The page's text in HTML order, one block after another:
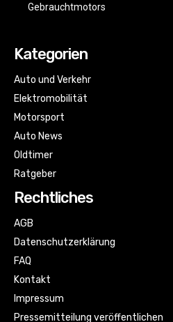
Gebrauchtmotors
Kategorien
Auto und Verkehr
Elektromobilität
Motorsport
Auto News
Oldtimer
Ratgeber
Rechtliches
AGB
Datenschutzerklärung
FAQ
Kontakt
Impressum
Pressemitteilung veröffentlichen